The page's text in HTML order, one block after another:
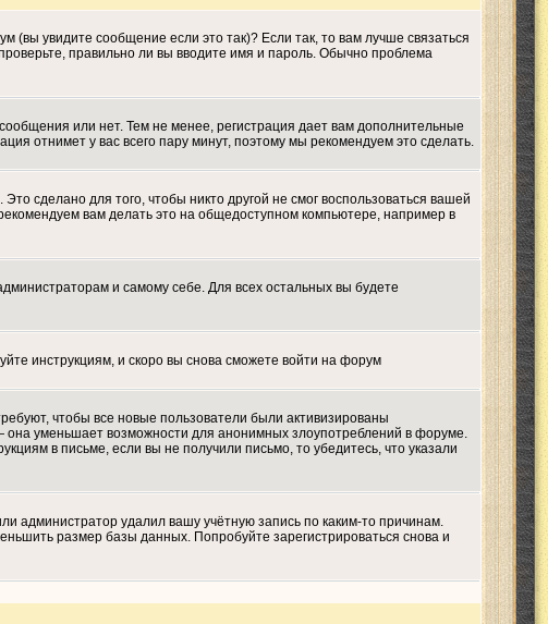
увидите сообщение если это так)? Если так, то вам лучше связаться
правильно ли вы вводите имя и пароль. Обычно проблема
или нет. Тем не менее, регистрация дает вам дополнительные
отнимет у вас всего пару минут, поэтому мы рекомендуем это сделать.
сделано для того, чтобы никто другой не смог воспользоваться вашей
вам делать это на общедоступном компьютере, например в
и самому себе. Для всех остальных вы будете
инструкциям, и скоро вы снова сможете войти на форум
чтобы все новые пользователи были активизированы
она уменьшает возможности для анонимных злоупотреблений в форуме.
в письме, если вы не получили письмо, то убедитесь, что указали
администратор удалил вашу учётную запись по каким-то причинам.
размер базы данных. Попробуйте зарегистрироваться снова и